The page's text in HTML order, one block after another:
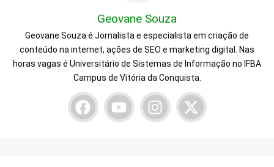
Geovane Souza
Geovane Souza é Jornalista e especialista em criação de
conteúdo na internet, ações de SEO e marketing digital. Nas
horas vagas é Universitário de Sistemas de Informação no IFBA
Campus de Vitória da Conquista.